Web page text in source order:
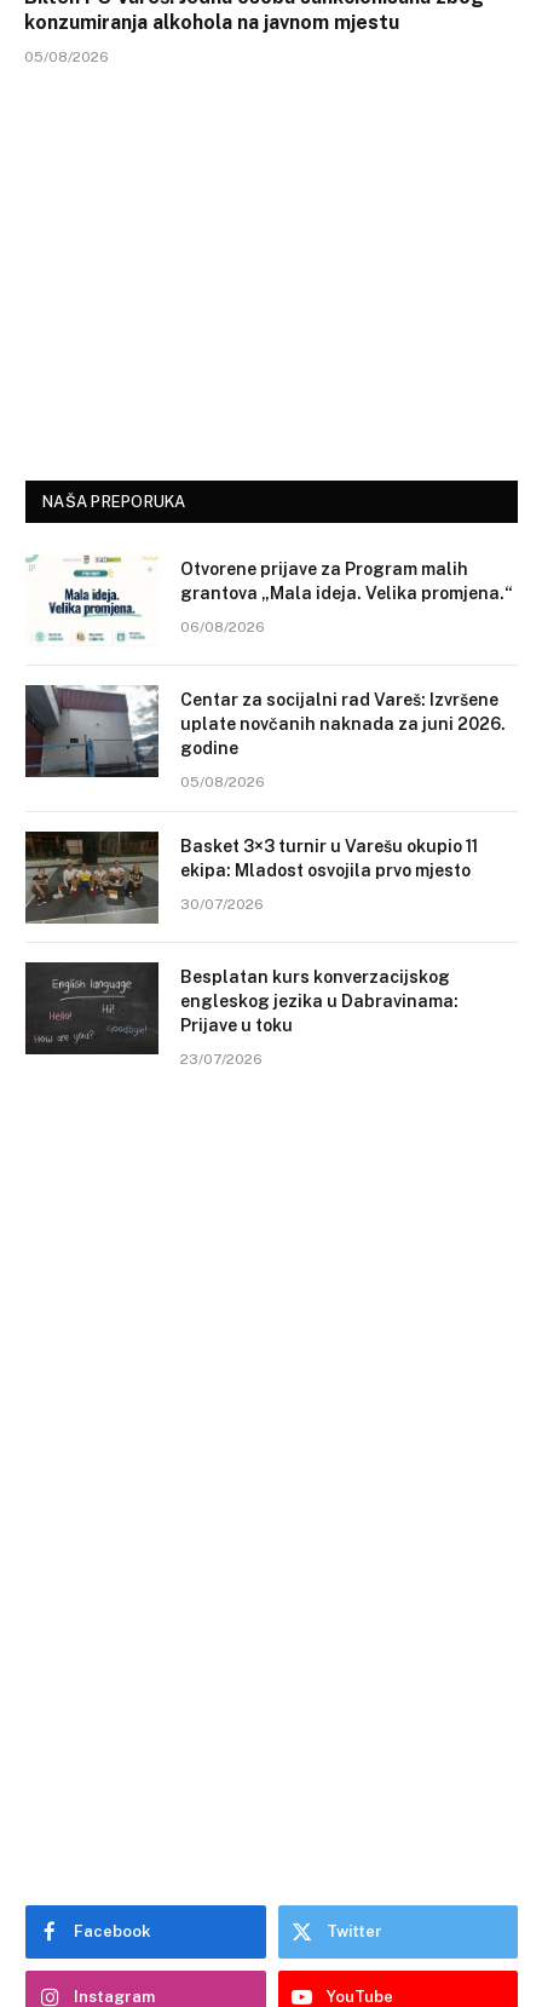
konzumiranja alkohola na javnom mjestu
05/08/2026
NAŠA PREPORUKA
Otvorene prijave za Program malih
grantova „Mala ideja. Velika promjena.“
06/08/2026
Centar za socijalni rad Vareš: Izvršene
uplate novčanih naknada za juni 2026.
godine
05/08/2026
Basket 3×3 turnir u Varešu okupio 11
ekipa: Mladost osvojila prvo mjesto
30/07/2026
Besplatan kurs konverzacijskog
engleskog jezika u Dabravinama:
Prijave u toku
23/07/2026
Facebook Twitter
Instagram YouTube